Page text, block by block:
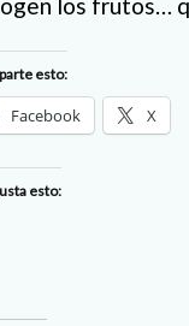
esto:
Facebook X
esto: